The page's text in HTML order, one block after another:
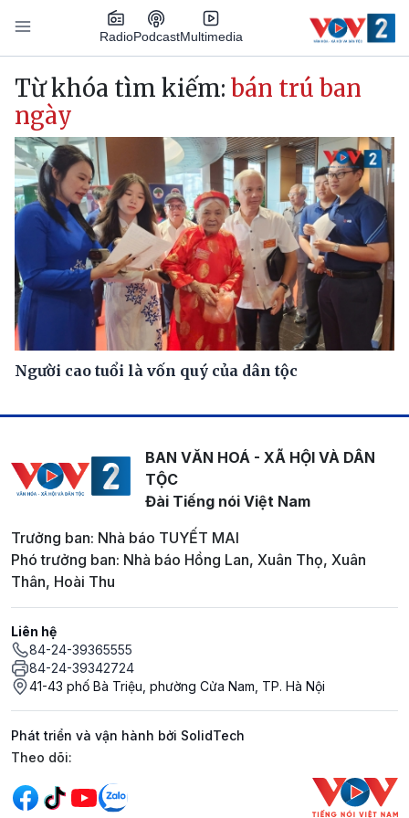
Nhảy đến nội dung
RadioPodcastMultimedia
Main navigation
Từ khóa tìm kiếm: bán trú ban
ngày
Người cao tuổi là vốn quý của dân tộc
BAN VĂN HOÁ - XÃ HỘI VÀ DÂN
TỘC
Đài Tiếng nói Việt Nam
Trưởng ban: Nhà báo TUYẾT MAI
Phó trưởng ban: Nhà báo Hồng Lan, Xuân Thọ, Xuân
Thân, Hoài Thu
Liên hệ
84-24-39365555
84-24-39342724
41-43 phố Bà Triệu, phường Cửa Nam, TP. Hà Nội
Phát triển và vận hành bởi SolidTech
Mạng xã hội
Theo dõi: